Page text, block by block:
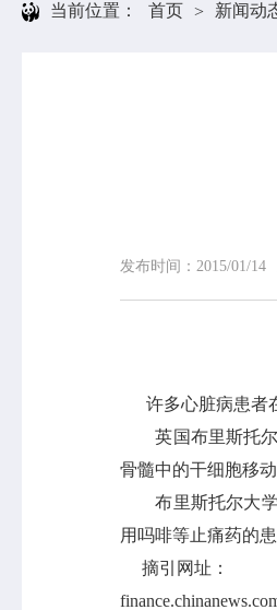
当前位置： 首页 > 新闻动
发布时间： 2015/01/14
许多心脏病患者在
英国布里斯托尔
骨髓中的干细胞移
布里斯托尔大学
用吗啡等止痛药的
摘引网址：